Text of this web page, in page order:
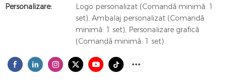
Personalizare:
Logo personalizat (Comandă minimă: 1
set), Ambalaj personalizat (Comandă
minimă: 1 set), Personalizare grafică
(Comandă minimă: 1 set)